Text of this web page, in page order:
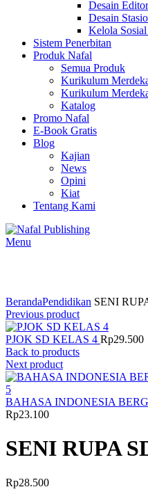
Desain
Desain
Kelola
Sistem Penerbitan
Produk Nafal
Semua Produk
Kurikulum
Kurikulum
Katalog
Promo Nafal
E-Book Gratis
Blog
Kajian
News
Opini
Kiat
Tentang Kami
Menu
BerandaPendidikan SENI
Previous product
PJOK SD KELAS 4 Rp29.500
Back to products
Next product
BAHASA INDONESIA
Rp23.100
SENI RUPA
Rp28.500